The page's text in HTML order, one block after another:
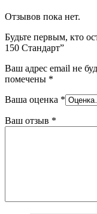
Отзывов пока нет.
Будьте первым, кто
150 Стандарт”
Ваш адрес email не
помечены *
Ваша оценка *
Ваш отзыв *